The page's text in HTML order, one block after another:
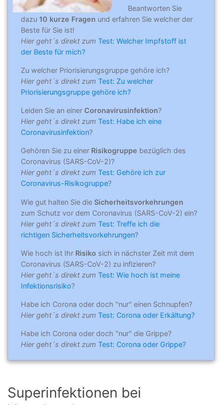
Beantworten Sie
dazu 10 kurze Fragen und erfahren Sie welcher der
Beste für Sie ist!
Hier geht´s direkt zum Test: Welcher Impfstoff ist
der Beste für mich?
Zu welcher Priorisierungsgruppe gehöre ich?
Hier geht´s direkt zum Test: Zu welcher
Priorisierungsgruppe gehöre ich?
Leiden Sie an einer Coronavirusinfektion?
Hier geht´s direkt zum Test: Habe ich eine
Coronavirusinfektion?
Gehören Sie zu einer Risikogruppe bezüglich des
Coronavirus (SARS-CoV-2)?
Hier geht´s direkt zum Test: Gehöre ich zur
Coronavirus-Risikogruppe?
Wie gut halten Sie die Sicherheitsvorkehrungen
zum Schutz vor dem Coronavirus (SARS-CoV-2) ein?
Hier geht´s direkt zum Test: Treffe ich die
richtigen Sicherheitsvorkehrungen?
Wie hoch ist Ihr Risiko sich in nächster Zeit mit dem
Coronavirus (SARS-CoV-2) zu infizieren?
Hier geht´s direkt zum Test: Wie hoch ist meine
Infektionsrisiko?
Habe ich Corona oder doch "nur" einen Schnupfen?
Hier geht´s direkt zum Test: Corona oder Erkältung?
Habe ich Corona oder doch "nur" die Grippe?
Hier geht´s direkt zum Test: Corona oder Grippe?
Superinfektionen bei